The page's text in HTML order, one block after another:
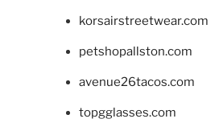
korsairstreetwear.com
petshopallston.com
avenue26tacos.com
topgglasses.com